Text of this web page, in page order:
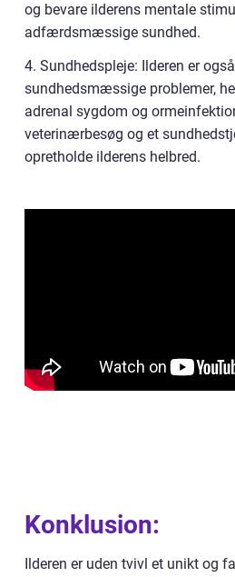
og bevare ilderens mentale
adfærdsmæssige sundhed.
4. Sundhedspleje: Ilderen er
sundhedsmæssige problemer,
adrenal sygdom og
veterinærbesøg og et
opretholde ilderens helbred.
Konklusion:
Ilderen er uden tvivl et unikt og